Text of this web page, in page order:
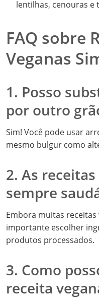
lentilhas, cenouras e
FAQ sobre
Veganas
1. Posso
por outro
Sim! Você pode usar
mesmo bulgur como
2. As
sempre
Embora muitas receitas
importante escolher
produtos processados.
3. Como
receita